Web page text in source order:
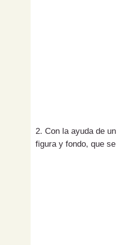
2. Con la ayuda de
figura y fondo, que